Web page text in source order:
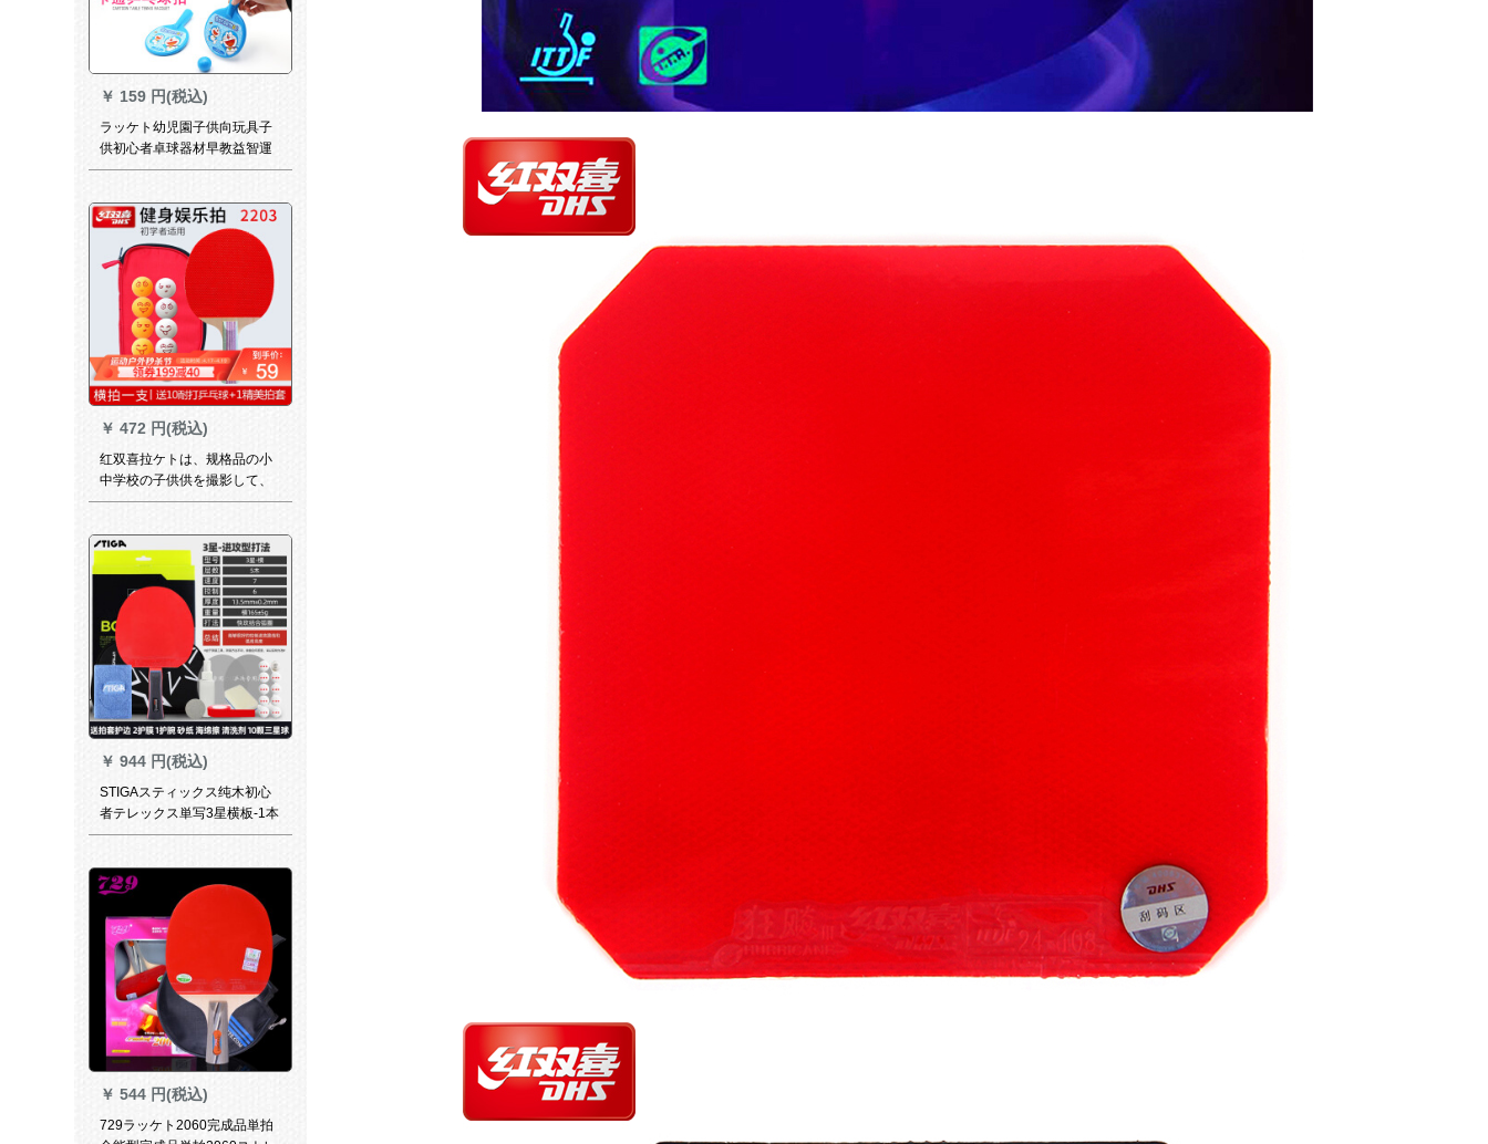
￥ 159 円(税込)
ラッケト幼児園子供向玩具子
供初心者卓球器材早教益智運
動球色ランダム
￥ 472 円(税込)
红双喜拉ケトは、规格品の小
中学校の子供供を撮影して、
初心者向けに、横やりぐすの
い逆ゴムを入れて、シングル
だかまります。【2203】横撮
りで10球をプロシュートす
る。1セレブです。
￥ 944 円(税込)
STIGAスティックス纯木初心
者テレックス単写3星横板-1本
￥ 544 円(税込)
729ラッケト2060完成品単拍